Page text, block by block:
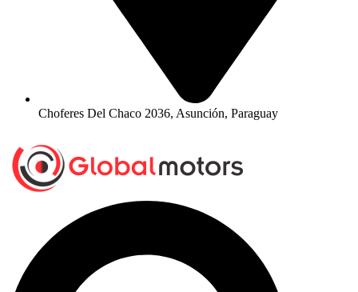
Choferes Del Chaco 2036, Asunción, Paraguay